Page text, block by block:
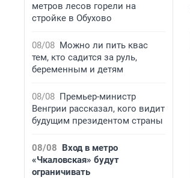
метров лесов горели на
стройке в Обухово
08/08 Можно ли пить квас
тем, кто садится за руль,
беременным и детям
08/08 Премьер-министр
Венгрии рассказал, кого видит
будущим президентом страны
08/08 Вход в метро
«Чкаловская» будут
ограничивать